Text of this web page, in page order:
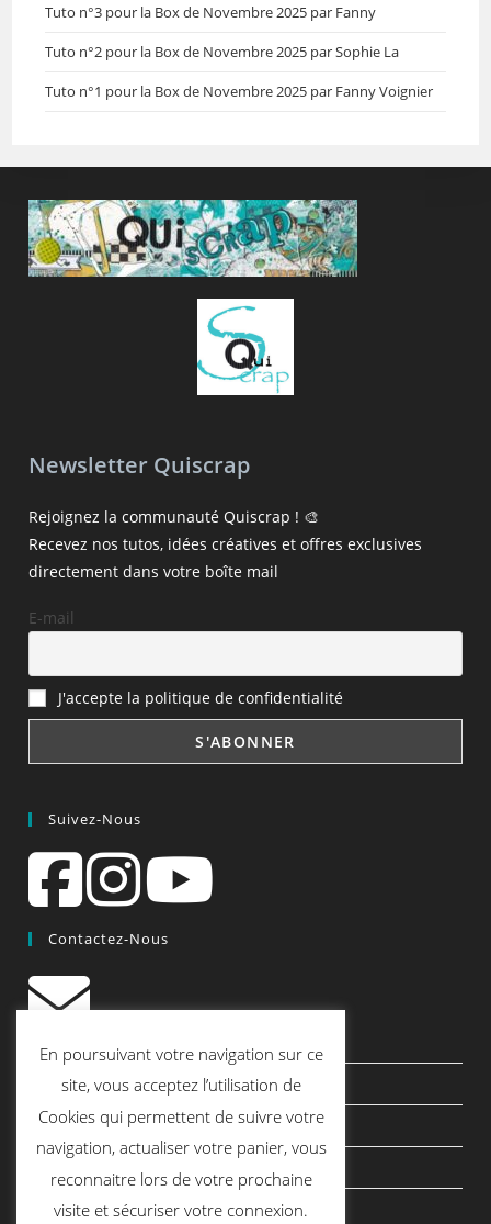
Tuto n°3 pour la Box de Novembre 2025 par Fanny
Tuto n°2 pour la Box de Novembre 2025 par Sophie La
Tuto n°1 pour la Box de Novembre 2025 par Fanny Voignier
Newsletter Quiscrap
Rejoignez la communauté Quiscrap ! 🎨
Recevez nos tutos, idées créatives et offres exclusives
directement dans votre boîte mail
E-mail
J'accepte la politique de confidentialité
Suivez-Nous
Contactez-Nous
contact@quiscrap.fr
Les Fiches Techniques et les Tutos
Le Blog
Conditions générales de vente
Mentions légales
En poursuivant votre navigation sur ce
site, vous acceptez l’utilisation de
Cookies qui permettent de suivre votre
navigation, actualiser votre panier, vous
reconnaitre lors de votre prochaine
visite et sécuriser votre connexion.